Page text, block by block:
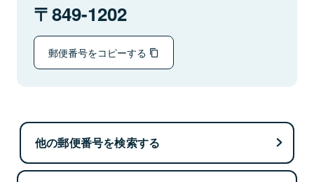
849-1202
郵便番号をコピーする
他の郵便番号を検索する